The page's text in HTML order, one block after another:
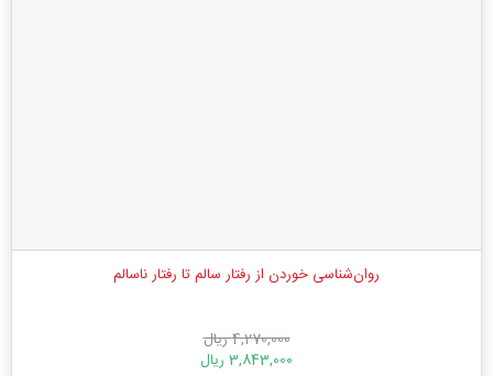
روان‌شناسی خوردن از رفتار سالم تا رفتار ناسالم
4,270,000 ریال
3,843,000 ریال